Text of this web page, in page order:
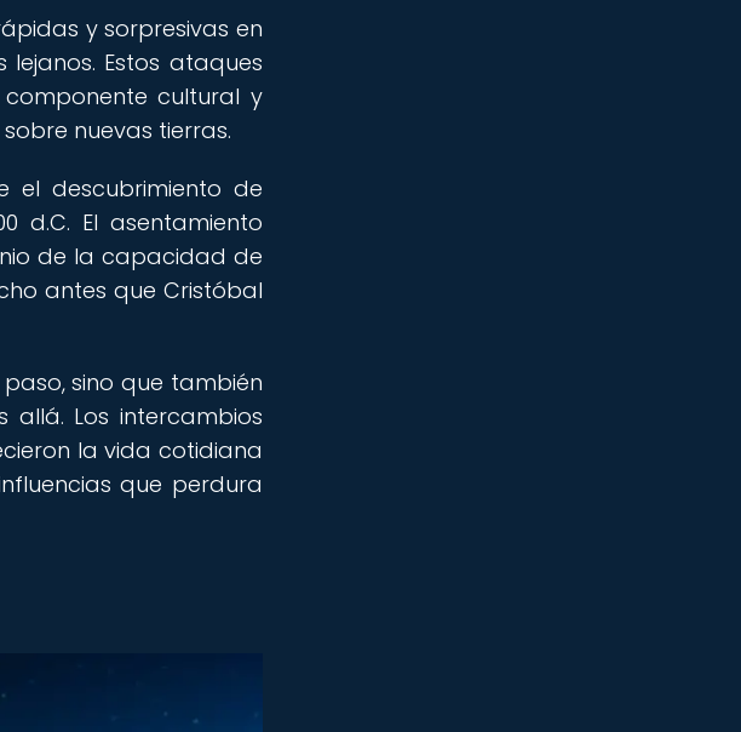
y sorpresivas en
Estos ataques
cultural y
nuevas tierras.
el descubrimiento de
d.C. El asentamiento
de la capacidad de
antes que Cristóbal
sino que también
Los intercambios
la vida cotidiana
que perdura